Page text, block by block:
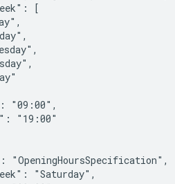
[
"09:00",
"19:00"
"OpeningHoursSpecification",
"Saturday",